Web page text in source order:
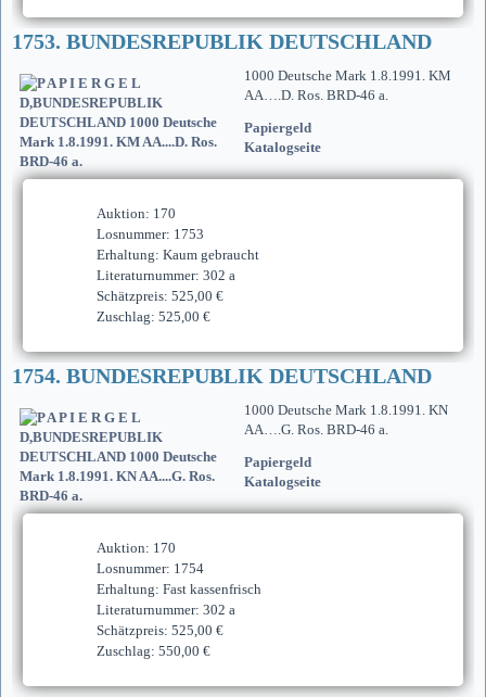
1753. BUNDESREPUBLIK DEUTSCHLAND
1000 Deutsche Mark 1.8.1991. KM
AA….D. Ros. BRD-46 a.
Papiergeld
Katalogseite
Auktion: 170
Losnummer: 1753
Erhaltung: Kaum gebraucht
Literaturnummer: 302 a
Schätzpreis: 525,00 €
Zuschlag: 525,00 €
1754. BUNDESREPUBLIK DEUTSCHLAND
1000 Deutsche Mark 1.8.1991. KN
AA….G. Ros. BRD-46 a.
Papiergeld
Katalogseite
Auktion: 170
Losnummer: 1754
Erhaltung: Fast kassenfrisch
Literaturnummer: 302 a
Schätzpreis: 525,00 €
Zuschlag: 550,00 €